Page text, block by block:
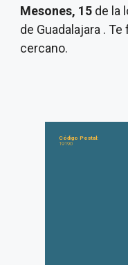
Mesones, 15 de la
de Guadalajara .
cercano.
Código Postal:
19190